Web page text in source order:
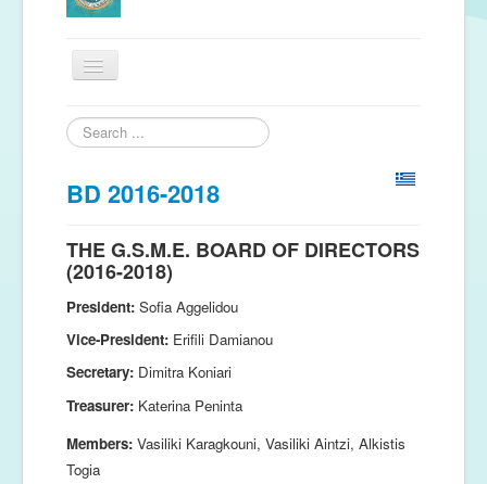
Home
Publications
Free material
Conferences
Music Groups
Euterpe
Search
...
BD 2016-2018
THE G.S.M.E. BOARD OF DIRECTORS
(2016-2018)
President: Sofia Aggelidou
Vice-President: Erifili Damianou
Secretary: Dimitra Koniari
Treasurer: Katerina Peninta
Members: Vasiliki Karagkouni, Vasiliki Aintzi, Alkistis
Togia